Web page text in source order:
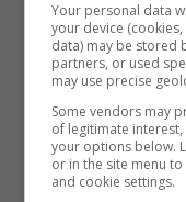
Your personal data
your device
data) may be stored
partners, or used
may use precise
Some vendors may
of legitimate
your options below.
or in the site menu
and cookie settings.